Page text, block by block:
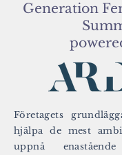
Generation
Företagets
hjälpa de mest
uppnå